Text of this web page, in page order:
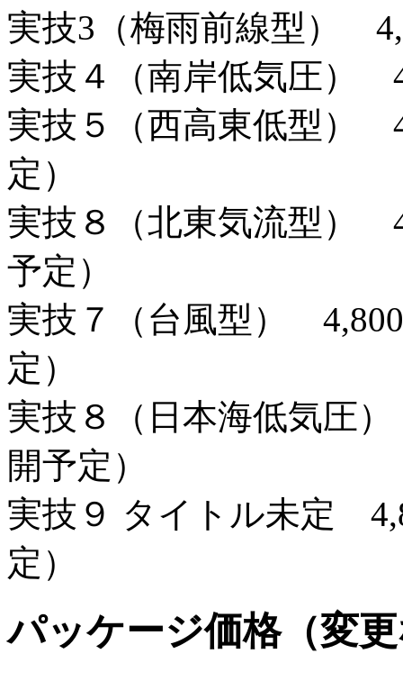
実技3（梅雨前線型）
実技４（南岸低気圧）
実技５（西高東低型）
定）
実技８（北東気流型）
予定）
実技７（台風型）
定）
実技８（日本海低気圧
開予定）
実技９ タイトル未定
定）
パッケージ価格（変